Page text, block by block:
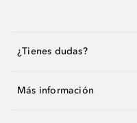
¿Tienes dudas?
Más información